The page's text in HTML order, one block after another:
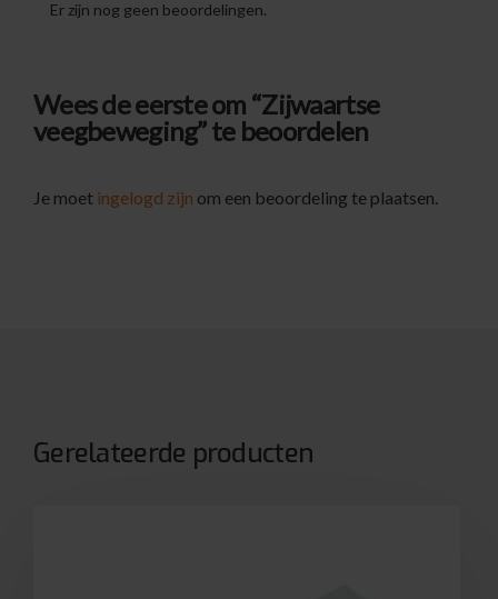
Er zijn nog geen beoordelingen.
Wees de eerste om “Zijwaartse
veegbeweging” te beoordelen
Je moet ingelogd zijn om een beoordeling te plaatsen.
Gerelateerde producten